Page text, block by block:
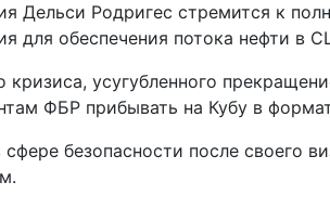
Родригес стремится к
для обеспечения потока нефти в
усугубленного
ФБР прибывать на Кубу в
безопасности после своего